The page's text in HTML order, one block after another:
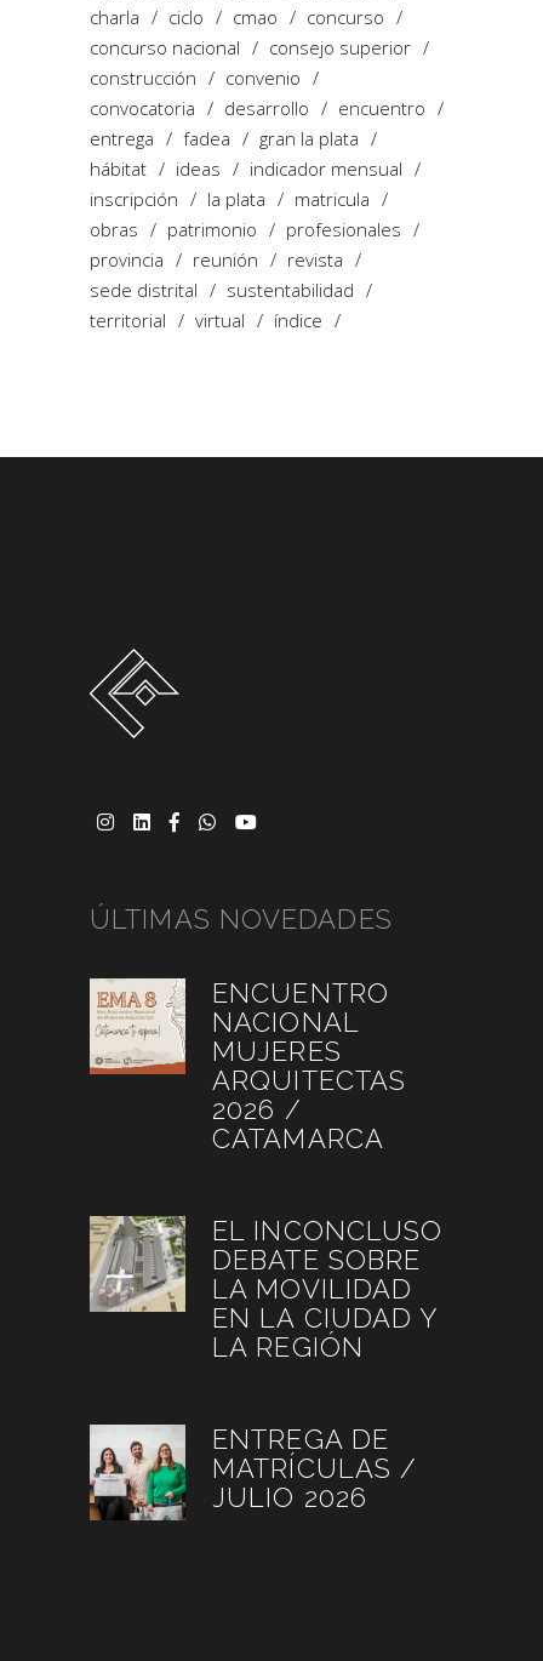
charla
ciclo cmao
concurso
concurso nacional
consejo superior
construcción
convenio
convocatoria
desarrollo
encuentro
entrega
fadea
gran la plata
hábitat
ideas
indicador mensual
inscripción
la plata
matricula
obras
patrimonio
profesionales
provincia
reunión
revista
sede distrital
sustentabilidad
territorial
virtual índice
ÚLTIMAS NOVEDADES
ENCUENTRO
NACIONAL
MUJERES
ARQUITECTAS
2026 /
CATAMARCA
EL INCONCLUSO
DEBATE SOBRE
LA MOVILIDAD
EN LA CIUDAD Y
LA REGIÓN
ENTREGA DE
MATRÍCULAS /
JULIO 2026